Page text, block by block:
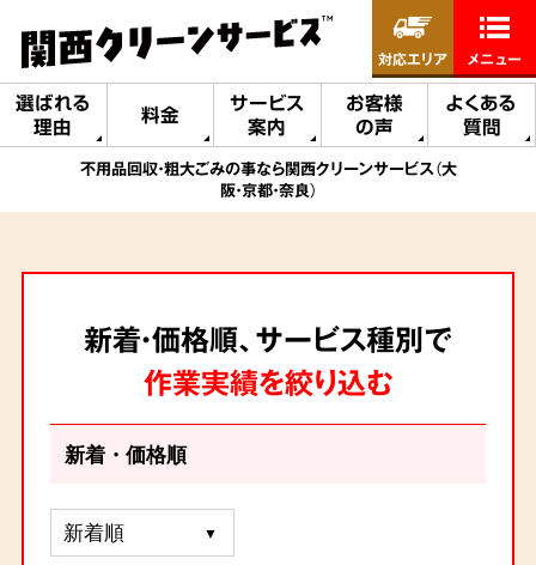
選ばれる
理由
料金
サービス
案内
お客様
の声
よくある
質問
対応エリア メニュー
不用品回収・粗大ごみの事なら関西クリーンサービス（大
阪・京都・奈良）
新着・価格順、サービス種別で
作業実績を絞り込む
新着・価格順